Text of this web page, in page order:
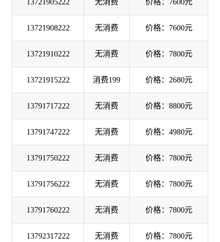
13721908222 无消费 价格：7600元
13721910222 无消费 价格：7800元
13721915222 消费199 价格：2680元
13791717222 无消费 价格：8800元
13791747222 无消费 价格：4980元
13791750222 无消费 价格：7800元
13791756222 无消费 价格：7800元
13791760222 无消费 价格：7800元
13792317222 无消费 价格：7800元